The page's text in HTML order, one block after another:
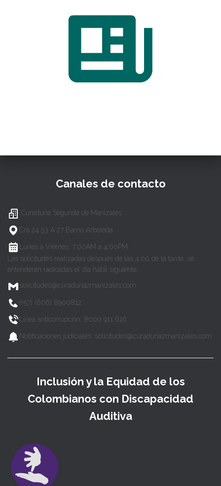
Canales de contacto
Curaduría Segunda de Manizales
Cra 24 53 A 27 Barrio Arboleda
Lunes a Viernes, 7:00AM a 4:00PM
Las solicitudes realizadas después de las 4:00 de la tarde, se
entenderán radicadas el día hábil siguiente.
solicitudes@curaduria2manizales.com
(+57) (606) 8900812
Línea anticorrupción: 8000 911 616
Notificaciones judiciales: solicitudes@curaduria2manizales.com
Inclusión y la Equidad de los
Colombianos con Discapacidad
Auditiva